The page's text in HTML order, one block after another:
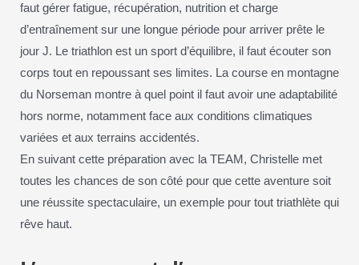
faut gérer fatigue, récupération, nutrition et charge
d’entraînement sur une longue période pour arriver prête le
jour J. Le triathlon est un sport d’équilibre, il faut écouter son
corps tout en repoussant ses limites. La course en montagne
du Norseman montre à quel point il faut avoir une adaptabilité
hors norme, notamment face aux conditions climatiques
variées et aux terrains accidentés.
En suivant cette préparation avec la TEAM, Christelle met
toutes les chances de son côté pour que cette aventure soit
une réussite spectaculaire, un exemple pour tout triathlète qui
rêve haut.